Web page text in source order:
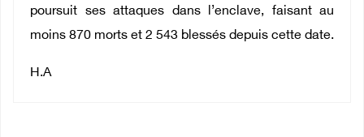
poursuit ses attaques dans l’enclave, faisant au
moins 870 morts et 2 543 blessés depuis cette date.
H.A